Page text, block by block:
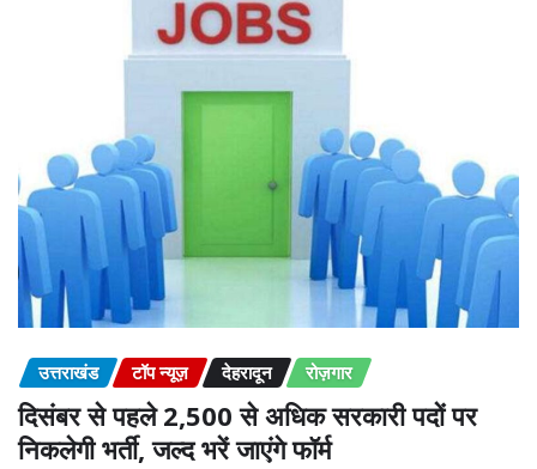
उत्तराखंड टॉप न्यूज़ देहरादून रोज़गार
दिसंबर से पहले 2,500 से अधिक सरकारी पदों पर
निकलेगी भर्ती, जल्द भरें जाएंगे फॉर्म